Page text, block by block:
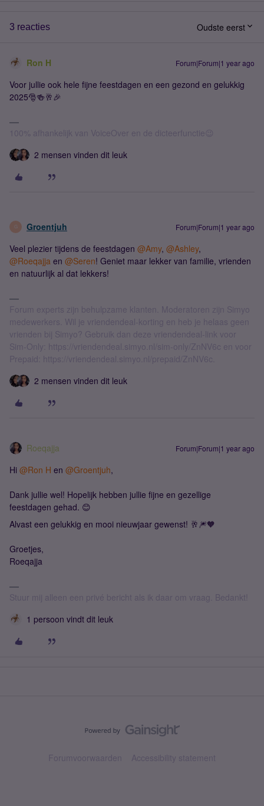
3 reacties Oudste eerst
Ron H Forum|Forum|1 year ago
Voor jullie ook hele fijne feestdagen en een gezond en gelukkig
2025🎅🍻🥂🎉
100% afhankelijk van VoiceOver en de dicteerfunctie😉
2 mensen vinden dit leuk
G Groentjuh Forum|Forum|1 year ago
Veel plezier tijdens de feestdagen ​ @Amy, ​ @Ashley, ​
@Roeqajja en ​ @Seren! Geniet maar lekker van familie, vrienden
en natuurlijk al dat lekkers!
Forum experts zijn behulpzame klanten. Moderatoren zijn Simyo
medewerkers. Wil je vriendendeal-korting en heb je helaas geen
vrienden bij Simyo? Gebruik dan deze vriendendeal-link voor
Sim-Only: https://vriendendeal.simyo.nl/sim-only/ZnNV6c en voor
Prepaid: https://vriendendeal.simyo.nl/prepaid/ZnNV6c.
2 mensen vinden dit leuk
Roeqajja Forum|Forum|1 year ago
Hi ​ @Ron H en ​ @Groentjuh,
Dank jullie wel! Hopelijk hebben jullie fijne en gezellige
feestdagen gehad. 😊
Alvast een gelukkig en mooi nieuwjaar gewenst! 🥂🎆🧡
Groetjes,
Roeqajja
Stuur mij alleen een privé bericht als ik daar om vraag. Bedankt!
1 persoon vindt dit leuk
Forumvoorwaarden Accessibility statement